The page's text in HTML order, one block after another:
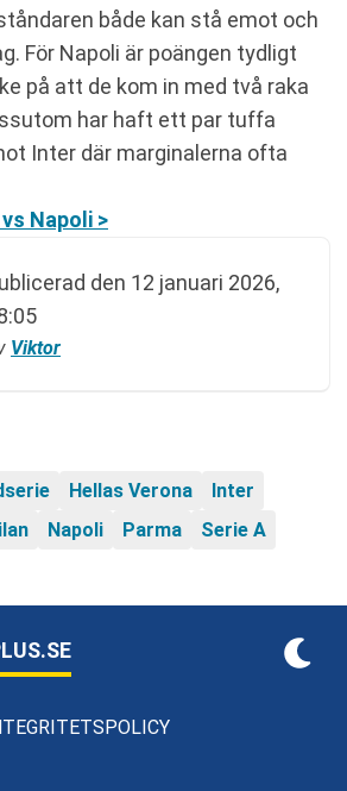
både kan stå emot och
För Napoli är poängen tydligt
på att de kom in med två raka
har haft ett par tuffa
Inter där marginalerna ofta
Napoli >
den 12 januari 2026,
Viktor
Hellas Verona
Inter
Napoli Parma
Serie A